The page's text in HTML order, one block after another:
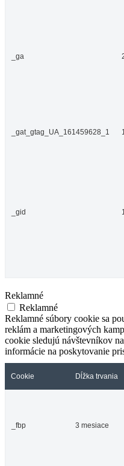
_ga
_gat_gtag_UA_161459628_1
_gid
Reklamné
Reklamné
Reklamné súbory cookie sa
reklám a marketingových
cookie sledujú návštevníkov
informácie na poskytovanie
Cookie Dĺžka trvania
_fbp 3 mesiace